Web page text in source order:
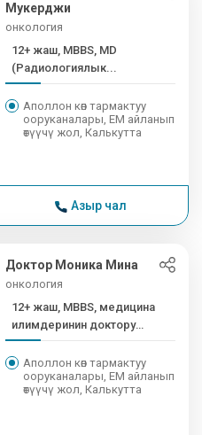
Мукерджи
онкология
12+ жаш, MBBS, MD
(Радиологиялык...
Аполлон көп тармактуу
ооруканалары, EM айланып
өтүүчү жол, Калькутта
Азыр чал
Доктор Моника Мина
онкология
12+ жаш, MBBS, медицина
илимдеринин доктору
(акушердик...
Аполлон көп тармактуу
ооруканалары, EM айланып
өтүүчү жол, Калькутта